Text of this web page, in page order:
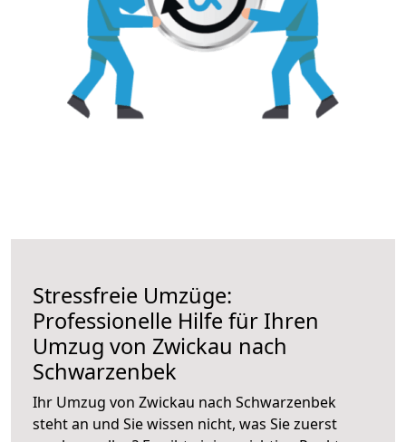
Stressfreie Umzüge:
Professionelle Hilfe für Ihren
Umzug von Zwickau nach
Schwarzenbek
Ihr Umzug von Zwickau nach Schwarzenbek
steht an und Sie wissen nicht, was Sie zuerst